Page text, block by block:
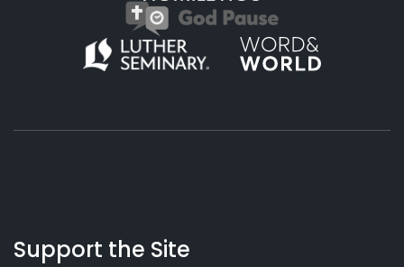
Working
Us
Support the Site